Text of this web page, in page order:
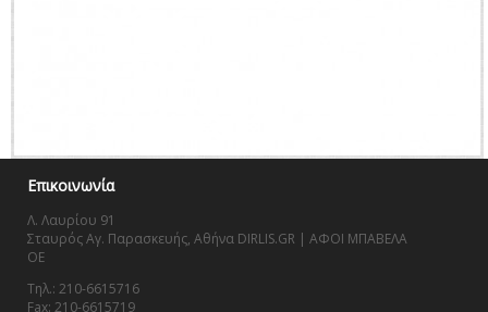
Επικοινωνία
Λ. Λαυρίου 91
Σταυρός Αγ. Παρασκευής, Αθήνα DIRLIS.GR | ΑΦΟΙ ΜΠΑΒΕΛΑ
OE
Τηλ.: 210-6615716
Fax: 210-6615719